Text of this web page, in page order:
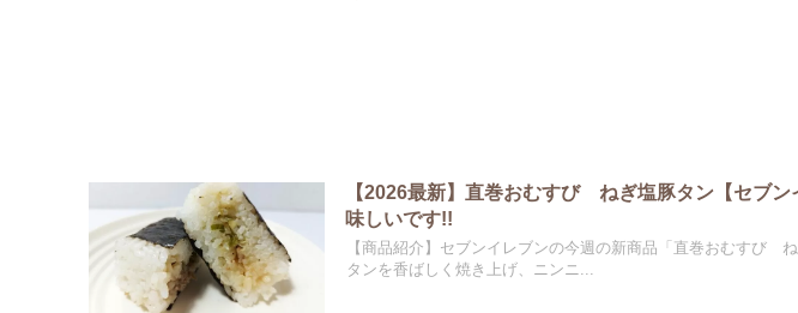
【2026最新】直巻おむすび ねぎ塩豚タン【セブ
味しいです!!
【商品紹介】セブンイレブンの今週の新商品「直巻おむすび
タンを香ばしく焼き上げ、ニンニ...